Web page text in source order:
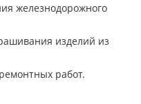
железнодорожного
изделий из
работ.